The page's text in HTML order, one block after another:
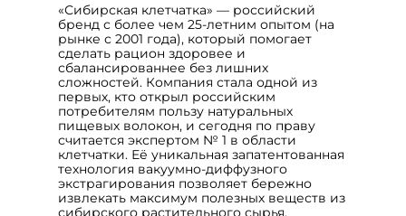
«Сибирская клетчатка» — российский
бренд с более чем 25‑летним опытом (на
рынке с 2001 года), который помогает
сделать рацион здоровее и
сбалансированнее без лишних
сложностей. Компания стала одной из
первых, кто открыл российским
потребителям пользу натуральных
пищевых волокон, и сегодня по праву
считается экспертом № 1 в области
клетчатки. Её уникальная запатентованная
технология вакуумно‑диффузного
экстрагирования позволяет бережно
извлекать максимум полезных веществ из
сибирского растительного сырья,